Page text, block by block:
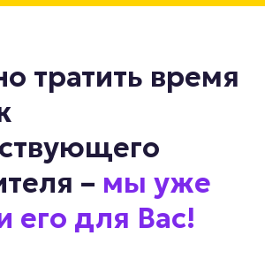
тратить время
– мы уже
его для Вас!